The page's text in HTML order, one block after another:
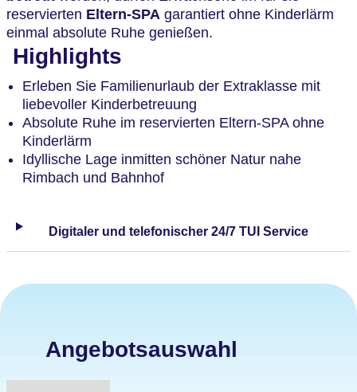
reservierten Eltern-SPA garantiert ohne Kinderlärm
einmal absolute Ruhe genießen.
Highlights
Erleben Sie Familienurlaub der Extraklasse mit
liebevoller Kinderbetreuung
Absolute Ruhe im reservierten Eltern-SPA ohne
Kinderlärm
Idyllische Lage inmitten schöner Natur nahe
Rimbach und Bahnhof
Digitaler und telefonischer 24/7 TUI Service
Angebotsauswahl